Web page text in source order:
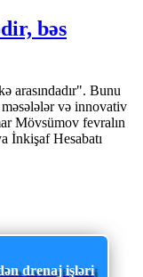
bəs
arasındadır". Bunu
və innovativ
Mövsümov fevralın
İnkişaf Hesabatı
drenaj işləri